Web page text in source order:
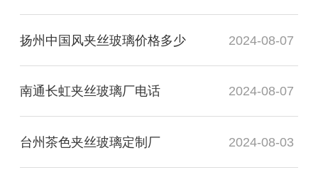
扬州中国风夹丝玻璃价格多少 2024-08-07
南通长虹夹丝玻璃厂电话 2024-08-07
台州茶色夹丝玻璃定制厂 2024-08-03